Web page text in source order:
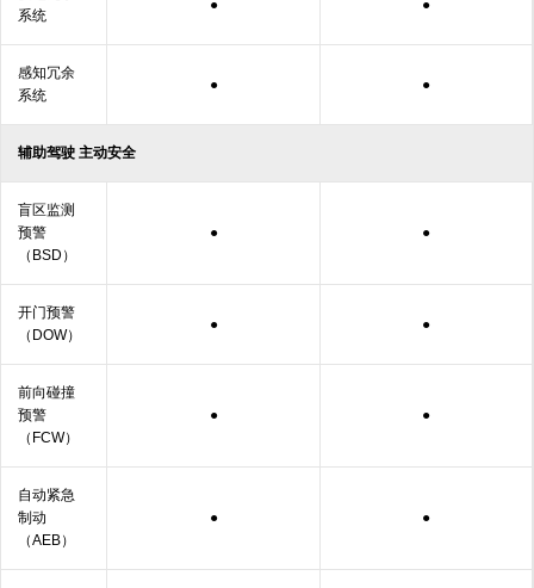
系统
● ●
感知冗余
系统
● ●
辅助驾驶 主动安全
盲区监测
预警
（BSD）
● ●
开门预警
（DOW）
● ●
前向碰撞
预警
（FCW）
● ●
自动紧急
制动
（AEB）
● ●